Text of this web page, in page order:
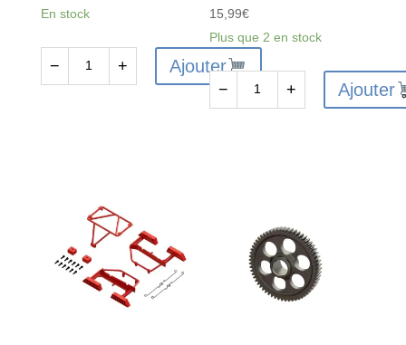
En stock
− + Ajouter
15,99€
Plus que 2 en stock
d'entrée
− + Ajouter